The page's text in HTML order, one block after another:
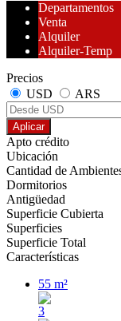
Departamentos
Venta
Alquiler
Alquiler-Temp
Precios
USD
ARS
Aplicar
Apto crédito
Ubicación
Cantidad de
Dormitorios
Antigüedad
Superficie Cubierta
Superficies
Superficie Total
Características
55 m²
3